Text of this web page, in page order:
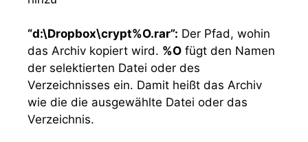
“d:\Dropbox\crypt%O.rar”: Der Pfad, wohin
das Archiv kopiert wird. %O fügt den Namen
der selektierten Datei oder des
Verzeichnisses ein. Damit heißt das Archiv
wie die die ausgewählte Datei oder das
Verzeichnis.